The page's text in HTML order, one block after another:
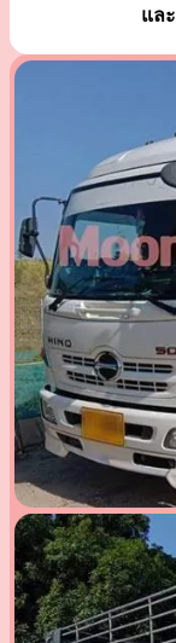
และ